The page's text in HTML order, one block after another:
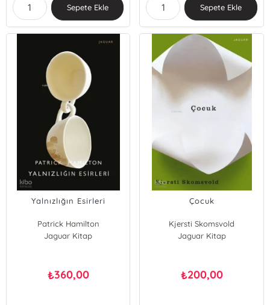
Sepete Ekle Sepete Ekle
Yalnızlığın Esirleri
Patrick Hamilton
Jaguar Kitap
₺360,00
Çocuk
Kjersti Skomsvold
Jaguar Kitap
₺200,00